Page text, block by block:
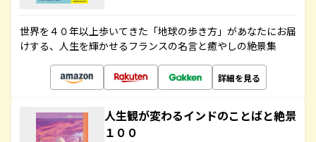
世界を４０年以上歩いてきた「地球の歩き方」があなたにお届
けする、人生を輝かせるフランスの名言と癒やしの絶景集
詳細を見る
人生観が変わるインドのことばと絶景
１００